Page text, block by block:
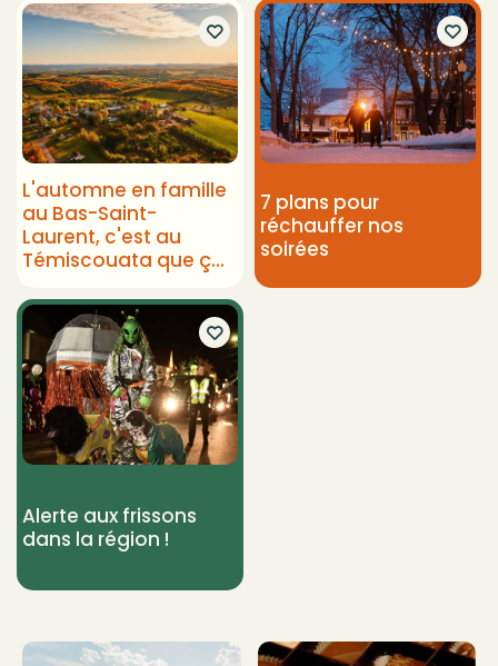
L'automne en famille
au Bas-Saint-
Laurent, c'est au
Témiscouata que ça
7 plans pour
réchauffer nos
soirées
Alerte aux frissons
dans la région !